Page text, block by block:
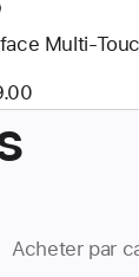
Acheter par